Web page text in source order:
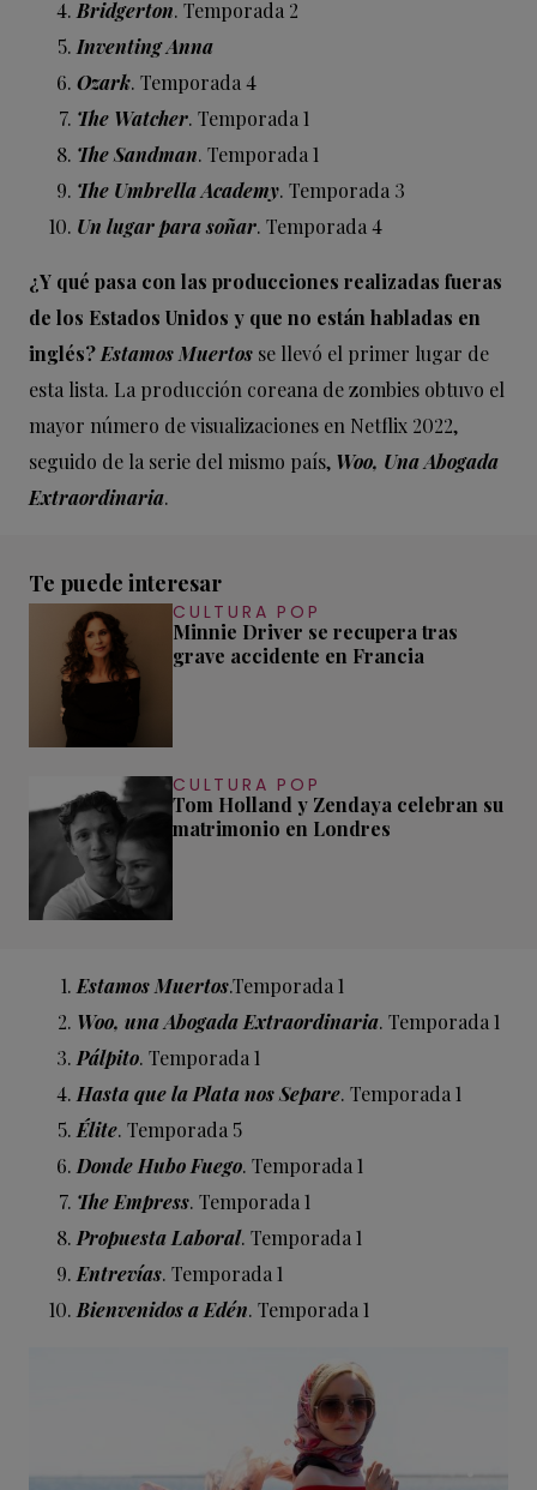
Bridgerton. Temporada 2
Inventing Anna
Ozark. Temporada 4
The Watcher. Temporada 1
The Sandman. Temporada 1
The Umbrella Academy. Temporada 3
Un lugar para soñar. Temporada 4
¿Y qué pasa con las producciones realizadas fueras
de los Estados Unidos y que no están habladas en
inglés?Estamos Muertos se llevó el primer lugar de
esta lista. La producción coreana de zombies obtuvo el
mayor número de visualizaciones en Netflix 2022,
seguido de la serie del mismo país, Woo, Una Abogada
Extraordinaria.
Te puede interesar
CULTURA POP
Minnie Driver se recupera tras
grave accidente en Francia
CULTURA POP
Tom Holland y Zendaya celebran su
matrimonio en Londres
Estamos Muertos.Temporada 1
Woo, una Abogada Extraordinaria. Temporada 1
Pálpito. Temporada 1
Hasta que la Plata nos Separe. Temporada 1
Élite. Temporada 5
Donde Hubo Fuego. Temporada 1
The Empress. Temporada 1
Propuesta Laboral. Temporada 1
Entrevías. Temporada 1
Bienvenidos a Edén. Temporada 1